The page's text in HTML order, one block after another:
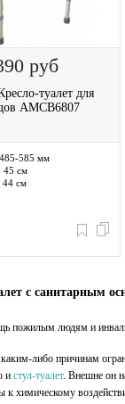
руб
туалет для
AMCB6807
485-585 мм
45 см
44 см
с санитарным
пожилым людям и
либо причинам
и стул-туалет. Внешне он
к химическому